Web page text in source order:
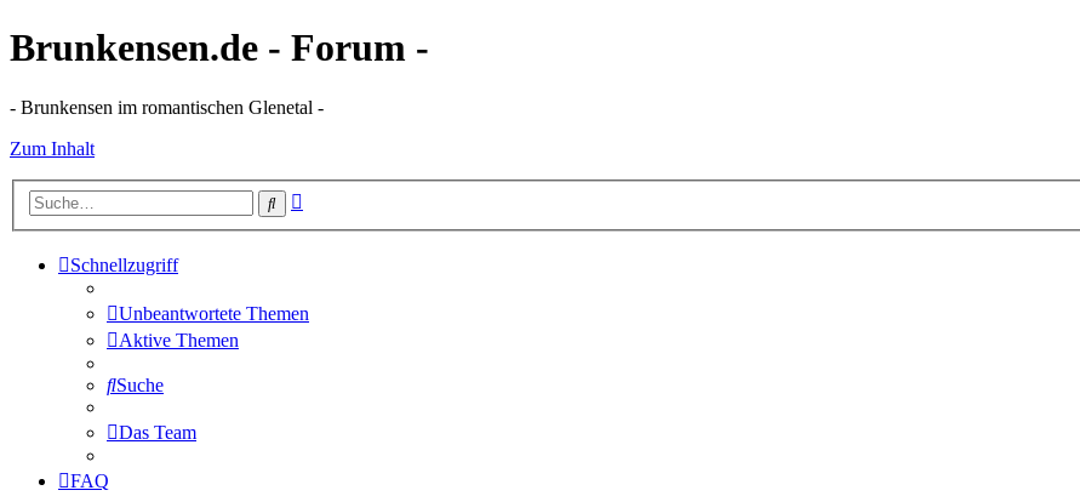
Brunkensen.de - Forum -
- Brunkensen im romantischen Glenetal -
Zum Inhalt
Suche
Schnellzugriff
Unbeantwortete Themen
Aktive Themen
Suche
Das Team
FAQ